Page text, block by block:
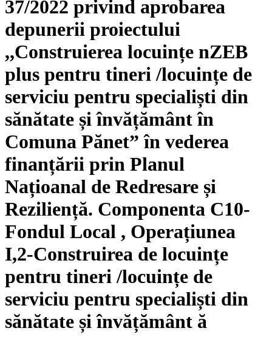
37/2022 privind aprobarea
depunerii proiectului
,,Construierea locuințe nZEB
plus pentru tineri /locuințe de
serviciu pentru specialiști din
sănătate și învățământ în
Comuna Pănet” în vederea
finanțării prin Planul
Națioanal de Redresare și
Reziliență. Componenta C10-
Fondul Local , Operațiunea
I,2-Construirea de locuințe
pentru tineri /locuințe de
serviciu pentru specialiști din
sănătate și învățământ ă